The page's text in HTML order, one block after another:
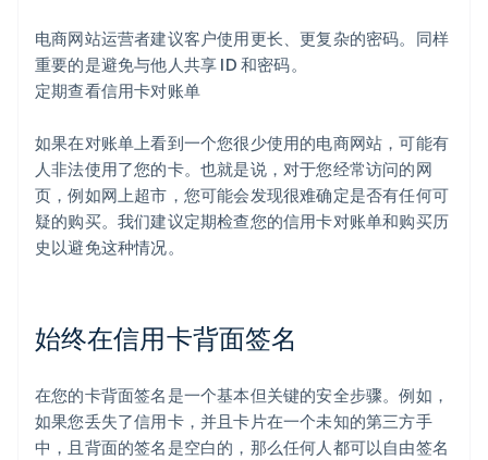
电商网站运营者建议客户使用更长、更复杂的密码。同样
重要的是避免与他人共享 ID 和密码。
定期查看信用卡对账单
如果在对账单上看到一个您很少使用的电商网站，可能有
人非法使用了您的卡。也就是说，对于您经常访问的网
页，例如网上超市，您可能会发现很难确定是否有任何可
疑的购买。我们建议定期检查您的信用卡对账单和购买历
史以避免这种情况。
始终在信用卡背面签名
在您的卡背面签名是一个基本但关键的安全步骤。例如，
如果您丢失了信用卡，并且卡片在一个未知的第三方手
中，且背面的签名是空白的，那么任何人都可以自由签名